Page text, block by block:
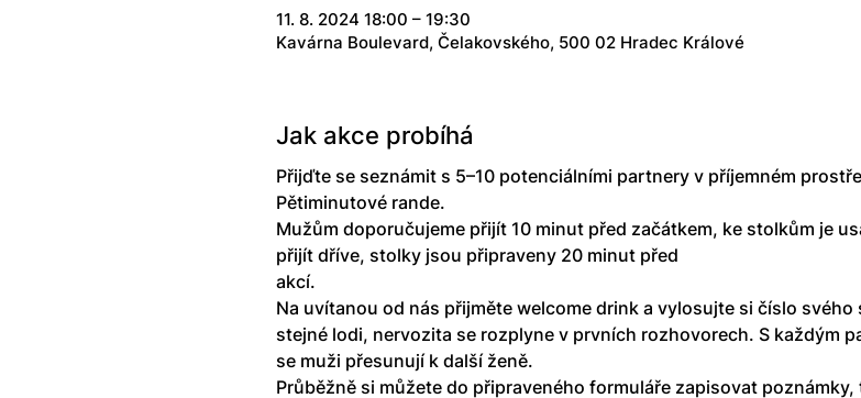
11. 8. 2024 18:00 – 19:30
Kavárna Boulevard, Čelakovského, 500 02 Hradec Králové
Jak akce probíhá
Přijďte se seznámit s 5–10 potenciálními partnery v příjemném
Pětiminutové rande.
Mužům doporučujeme přijít 10 minut před začátkem, ke stolkům je
přijít dříve, stolky jsou připraveny 20 minut před
akcí.
Na uvítanou od nás přijměte welcome drink a vylosujte si číslo
stejné lodi, nervozita se rozplyne v prvních rozhovorech. S každým
se muži přesunují k další ženě.
Průběžně si můžete do připraveného formuláře zapisovat